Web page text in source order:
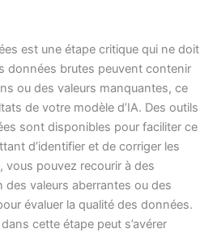
est une étape critique qui ne doit
données brutes peuvent contenir
ou des valeurs manquantes, ce
de votre modèle d’IA. Des outils
sont disponibles pour faciliter ce
d’identifier et de corriger les
vous pouvez recourir à des
valeurs aberrantes ou des
évaluer la qualité des données.
cette étape peut s’avérer